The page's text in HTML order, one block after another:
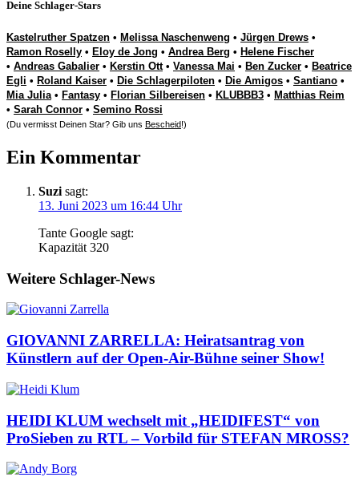
Deine Schlager-Stars
Kastelruther Spatzen • Melissa Naschenweng • Jürgen Drews •
Ramon Roselly • Eloy de Jong • Andrea Berg • Helene Fischer
• Andreas Gabalier • Kerstin Ott• Vanessa Mai • Ben Zucker • Beatrice
Egli • Roland Kaiser • Die Schlagerpiloten • Die Amigos • Santiano •
Mia Julia• Fantasy • Florian Silbereisen • KLUBBB3 • Matthias Reim
• Sarah Connor • Semino Rossi
(Du vermisst Deinen Star? Gib uns Bescheid!)
Ein Kommentar
Suzi sagt:
13. Juni 2023 um 16:44 Uhr
Tante Google sagt:
Kapazität 320
Weitere Schlager-News
GIOVANNI ZARRELLA: Heiratsantrag von
Künstlern auf der Open-Air-Bühne seiner Show!
HEIDI KLUM wechselt mit „HEIDIFEST“ von
ProSieben zu RTL – Vorbild für STEFAN MROSS?